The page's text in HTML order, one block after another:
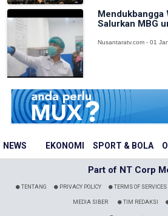
NEWS EKONOMI SPORT & BOLA
Mendukbangga
Salurkan MBG
Nusantaratv.com - 01
Part of NT Corp
TENTANG PRIVACY POLICY TERMS OF SERVICES
MEDIA SIBER TIM REDAKSI